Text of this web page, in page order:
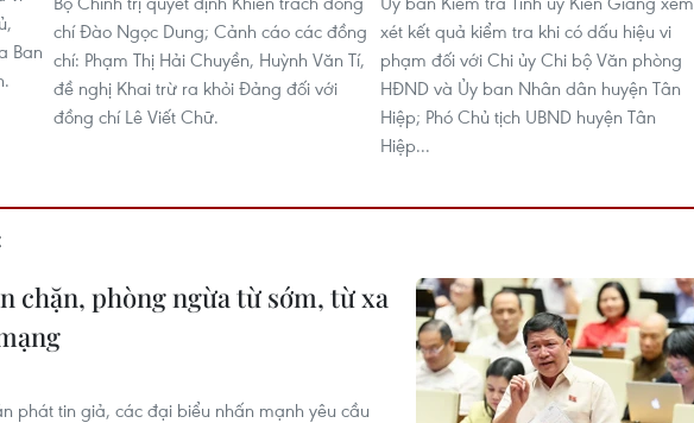
Ban
chí Đào Ngọc Dung; Cảnh cáo các đồng
chí: Phạm Thị Hải Chuyền, Huỳnh Văn Tí,
đề nghị Khai trừ ra khỏi Đảng đối với
đồng chí Lê Viết Chữ.
xét kết quả kiểm tra khi có dấu hiệu vi
phạm đối với Chi ủy Chi bộ Văn phòng
HĐND và Ủy ban Nhân dân huyện Tân
Hiệp; Phó Chủ tịch UBND huyện Tân
Hiệp...
chặn, phòng ngừa từ sớm, từ xa
phát tin giả, các đại biểu nhấn mạnh yêu cầu